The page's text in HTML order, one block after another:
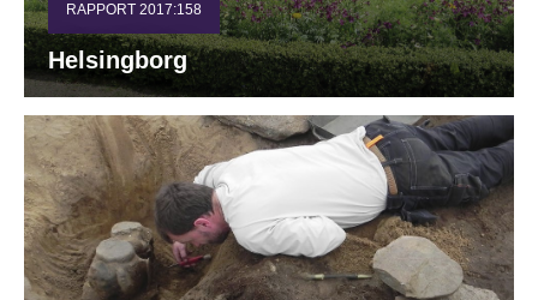
RAPPORT 2017:158
Helsingborg